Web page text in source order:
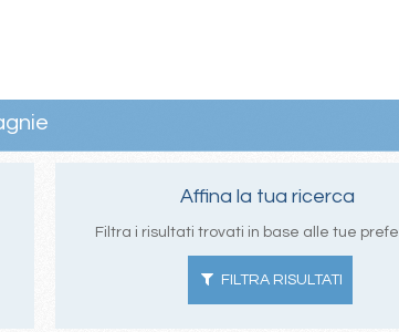
Affina la tua ricerca
Filtra i risultati trovati in base alle tue
FILTRA RISULTATI